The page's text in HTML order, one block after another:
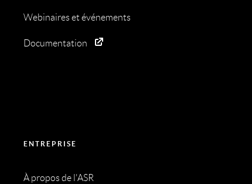
Webinaires et événements
Documentation
ENTREPRISE
À propos de l'ASR